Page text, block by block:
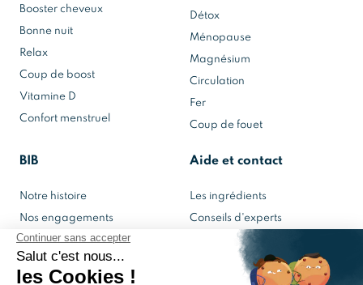
Booster cheveux
Bonne nuit
Relax
Coup de boost
Vitamine D
Confort menstruel
Détox
Ménopause
Magnésium
Circulation
Fer
Coup de fouet
BIB
Notre histoire
Nos engagements
Notre laboratoire
Mon espace BIB
Aide et contact
Les ingrédients
Conseils d'experts
Contactez-nous